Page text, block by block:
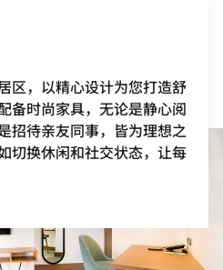
区，以精心设计为您打造舒
备时尚家具，无论是静心阅
招待亲友同事，皆为理想之
切换休闲和社交状态，让每